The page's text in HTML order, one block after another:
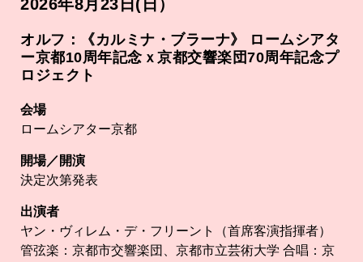
2026年8月23日(日）
オルフ：《カルミナ・ブラーナ》 ロームシアタ
ー京都10周年記念ｘ京都交響楽団70周年記念プ
ロジェクト
会場
ロームシアター京都
開場／開演
決定次第発表
出演者
ヤン・ヴィレム・デ・フリーント（首席客演指揮者）
管弦楽：京都市交響楽団、京都市立芸術大学 合唱：京